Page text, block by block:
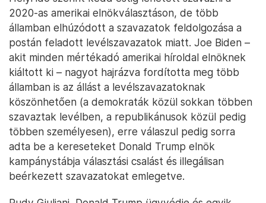
2020-as amerikai elnökválasztáson, de több
államban elhúzódott a szavazatok feldolgozása a
postán feladott levélszavazatok miatt. Joe Biden –
akit minden mértékadó amerikai híroldal elnöknek
kiáltott ki – nagyot hajrázva fordította meg több
államban is az állást a levélszavazatoknak
köszönhetően (a demokraták közül sokkan többen
szavaztak levélben, a republikánusok közül pedig
többen személyesen), erre válaszul pedig sorra
adta be a kereseteket Donald Trump elnök
kampánystábja választási csalást és illegálisan
beérkezett szavazatokat emlegetve.